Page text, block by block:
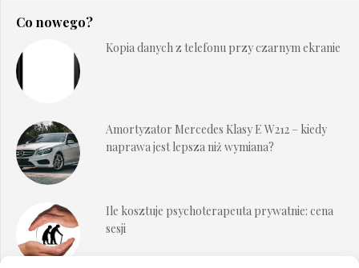
Co nowego?
Kopia danych z telefonu przy czarnym ekranie
Amortyzator Mercedes Klasy E W212 – kiedy
naprawa jest lepsza niż wymiana?
Ile kosztuje psychoterapeuta prywatnie: cena
sesji